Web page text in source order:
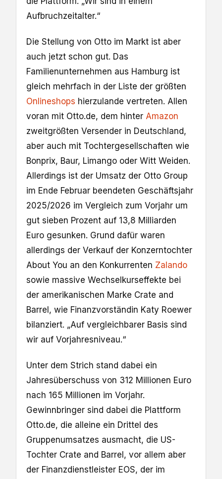
Aufbruchzeitalter.“
Die Stellung von Otto im Markt ist aber
auch jetzt schon gut. Das
Familienunternehmen aus Hamburg ist
gleich mehrfach in der Liste der größten
Onlineshops hierzulande vertreten. Allen
voran mit Otto.de, dem hinter Amazon
zweitgrößten Versender in Deutschland,
aber auch mit Tochtergesellschaften wie
Bonprix, Baur, Limango oder Witt Weiden.
Allerdings ist der Umsatz der Otto Group
im Ende Februar beendeten Geschäftsjahr
2025/2026 im Vergleich zum Vorjahr um
gut sieben Prozent auf 13,8 Milliarden
Euro gesunken. Grund dafür waren
allerdings der Verkauf der Konzerntochter
About You an den Konkurrenten Zalando
sowie massive Wechselkurseffekte bei
der amerikanischen Marke Crate and
Barrel, wie Finanzvorständin Katy Roewer
bilanziert. „Auf vergleichbarer Basis sind
wir auf Vorjahresniveau.“
Unter dem Strich stand dabei ein
Jahresüberschuss von 312 Millionen Euro
nach 165 Millionen im Vorjahr.
Gewinnbringer sind dabei die Plattform
Otto.de, die alleine ein Drittel des
Gruppenumsatzes ausmacht, die US-
Tochter Crate and Barrel, vor allem aber
der Finanzdienstleister EOS, der im